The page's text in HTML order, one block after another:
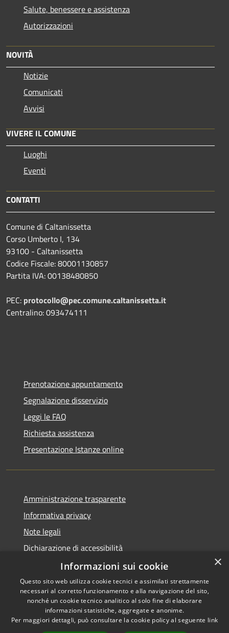
Salute, benessere e assistenza
Autorizzazioni
NOVITÀ
Notizie
Comunicati
Avvisi
VIVERE IL COMUNE
Luoghi
Eventi
CONTATTI
Comune di Caltanissetta
Corso Umberto I, 134
93100 - Caltanissetta
Codice Fiscale: 80001130857
Partita IVA: 00138480850
PEC: protocollo@pec.comune.caltanissetta.it
Centralino: 093474111
Prenotazione appuntamento
Segnalazione disservizio
Leggi le FAQ
Richiesta assistenza
Presentazione Istanze online
Amministrazione trasparente
Informativa privacy
Note legali
Dichiarazione di accessibilità
Accessibilità
Privacy
Copyright © 2026 • Comune di
Caltanissetta • Powered by
Municipium•Accesso
×
Informazioni sui cookie
Questo sito web utilizza cookie tecnici e assimilati strettamente
necessari al corretto funzionamento e alla navigazione del sito,
nonché un cookie tecnico analitico al solo fine di elaborare
informazioni statistiche, aggregate e anonime.
Per maggiori dettagli, può consultare la cookie policy al seguente link